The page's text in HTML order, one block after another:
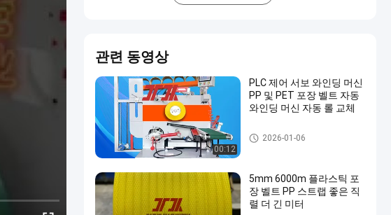
관련 동영상
00:12
PLC 제어 서보 와인딩 머신
PP 및 PET 포장 벨트 자동
와인딩 머신 자동 롤 교체
가죽끈 밴드 권상기
2026-01-06
5mm 6000m 플라스틱 포
장 벨트 PP 스트랩 좋은 직
렬 더 긴 미터